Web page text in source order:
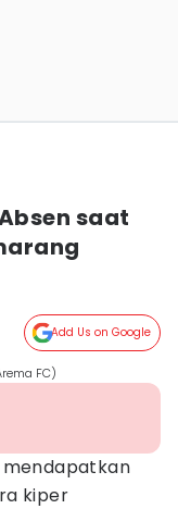
saat
Add Us on Google
FC)
mendapatkan
kiper